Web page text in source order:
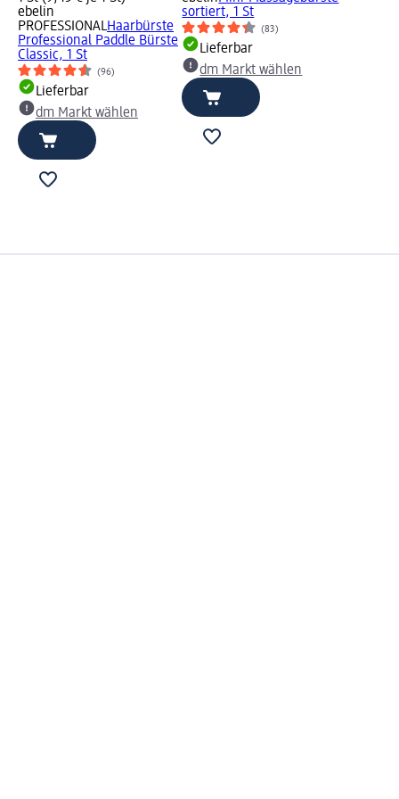
ebelin
PROFESSIONALHaarbürste
Professional Paddle Bürste
Classic, 1 St
(96)
Lieferbar
dm Markt wählen
sortiert, 1 St
(83)
Lieferbar
dm Markt wählen